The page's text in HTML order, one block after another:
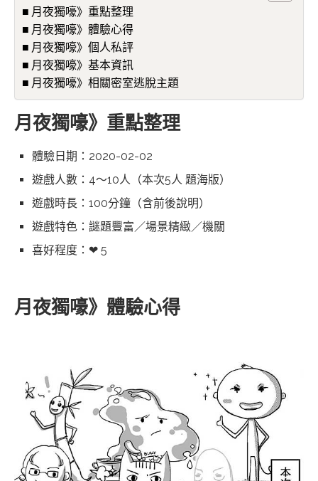
月夜獨嚎》重點整理
月夜獨嚎》體驗心得
月夜獨嚎》個人私評
月夜獨嚎》基本資訊
月夜獨嚎》相關密室逃脫主題
月夜獨嚎》重點整理
體驗日期：2020-02-02
遊戲人數：4～10人（本次5人 題海版）
遊戲時長：100分鐘（含前後說明）
遊戲特色：謎題豐富／場景精緻／機關
喜好程度：❤ 5
月夜獨嚎》體驗心得